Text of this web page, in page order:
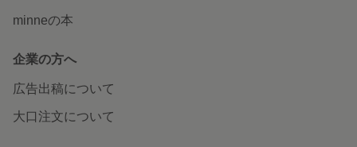
minneの本
企業の方へ
広告出稿について
大口注文について